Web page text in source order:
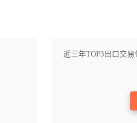
近三年TOP3出口交易